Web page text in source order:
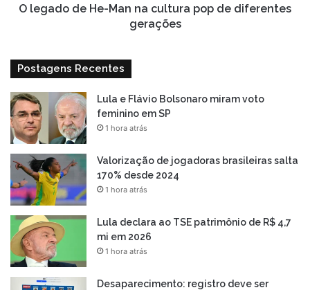
diferentes
O legado de He-Man na cultura pop de diferentes
gerações
Postagens Recentes
Lula e Flávio Bolsonaro miram voto
feminino em SP
1 hora atrás
Valorização de jogadoras brasileiras salta
170% desde 2024
1 hora atrás
Lula declara ao TSE patrimônio de R$ 4,7
mi em 2026
1 hora atrás
Desaparecimento: registro deve ser